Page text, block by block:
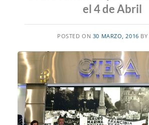
el 4 de Abril
POSTED ON 30 MARZO, 2016 BY